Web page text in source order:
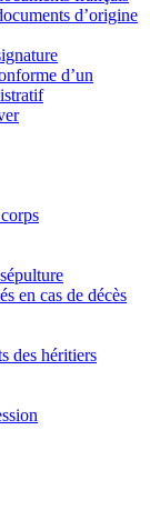
d’origine
d’un
en cas de décès
des héritiers